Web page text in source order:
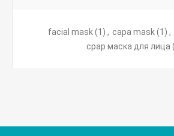
facial mask(1) , capa mask(1) ,
cpap маска для лица